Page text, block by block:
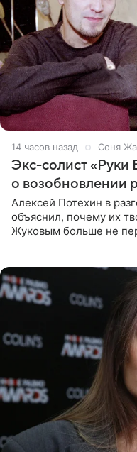
14 часов назад Соня
Экс-солист «Руки
о возобновлении
Алексей Потехин в
объяснил, почему их
Жуковым больше не